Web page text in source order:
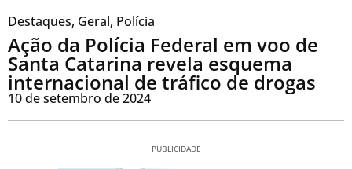
Destaques, Geral, Polícia
Ação da Polícia Federal em voo de
Santa Catarina revela esquema
internacional de tráfico de drogas
10 de setembro de 2024
PUBLICIDADE